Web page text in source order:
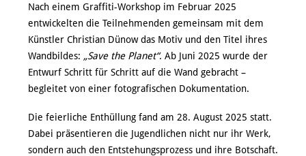
Nach einem Graffiti-Workshop im Februar 2025
entwickelten die Teilnehmenden gemeinsam mit dem
Künstler Christian Dünow das Motiv und den Titel ihres
Wandbildes: „Save the Planet“. Ab Juni 2025 wurde der
Entwurf Schritt für Schritt auf die Wand gebracht –
begleitet von einer fotografischen Dokumentation.
Die feierliche Enthüllung fand am 28. August 2025 statt.
Dabei präsentieren die Jugendlichen nicht nur ihr Werk,
sondern auch den Entstehungsprozess und ihre Botschaft.